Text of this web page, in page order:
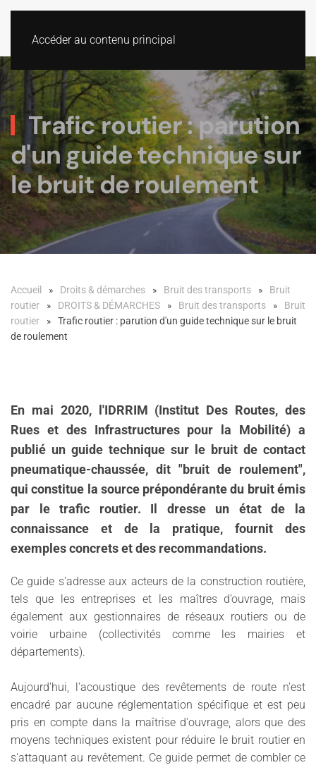
Accéder au contenu principal
Trafic routier : parution
d'un guide technique sur
le bruit de roulement
Accueil Droits & démarches Bruit des transports
Bruit
routier
DROITS & DÉMARCHES Bruit des transports
Bruit
routier
Trafic routier : parution d'un guide technique sur le bruit
de roulement
En mai 2020, l'IDRRIM (Institut Des Routes, des
Rues et des Infrastructures pour la Mobilité) a
publié un guide technique sur le bruit de contact
pneumatique-chaussée, dit "bruit de roulement",
qui constitue la source prépondérante du bruit émis
par le trafic routier. Il dresse un état de la
connaissance et de la pratique, fournit des
exemples concrets et des recommandations.
Ce guide s'adresse aux acteurs de la construction routière,
tels que les entreprises et les maîtres d’ouvrage, mais
également aux gestionnaires de réseaux routiers ou de
voirie urbaine (collectivités comme les mairies et
départements).
Aujourd'hui, l'acoustique des revêtements de route n'est
encadré par aucune réglementation spécifique et est peu
pris en compte dans la maîtrise d'ouvrage, alors que des
moyens techniques existent pour réduire le bruit routier en
s'attaquant au revêtement. Ce guide permet de combler ce